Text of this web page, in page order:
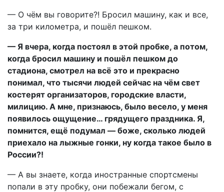
— О чём вы говорите?! Бросил машину, как и все,
за три километра, и пошёл пешком.
— Я вчера, когда постоял в этой пробке, а потом,
когда бросил машину и пошёл пешком до
стадиона, смотрел на всё это и прекрасно
понимал, что тысячи людей сейчас на чём свет
костерят организаторов, городские власти,
милицию. А мне, признаюсь, было весело, у меня
появилось ощущение… грядущего праздника. Я,
помнится, ещё подумал — боже, сколько людей
приехало на лыжные гонки, ну когда такое было в
России?!
— А вы знаете, когда иностранные спортсмены
попали в эту пробку, они побежали бегом, с